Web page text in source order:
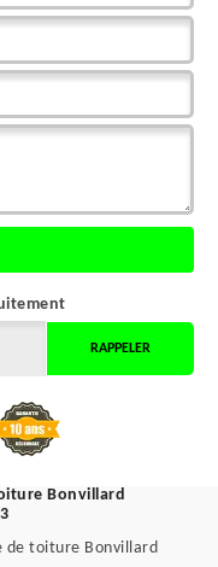
Bonvillard
de toiture Bonvillard